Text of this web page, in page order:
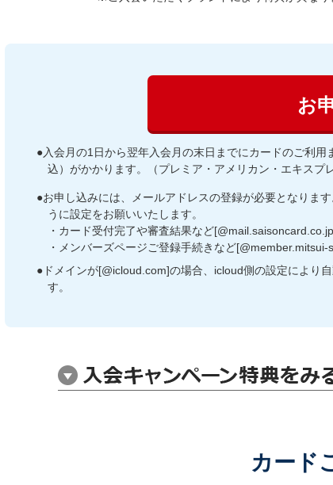
お
●入会月の1日から翌年入会月の末日までにカードのご利
込）がかかります。（プレミア・アメリカン・エキスプ
●お申し込みには、メールアドレスの登録が必要となりま
うに設定をお願いいたします。
・カード受付完了や審査結果など
・メンバーズページご登録手続きなど
●ドメインが[@icloud.com]の場合、icloud側の設定により
す。
カード